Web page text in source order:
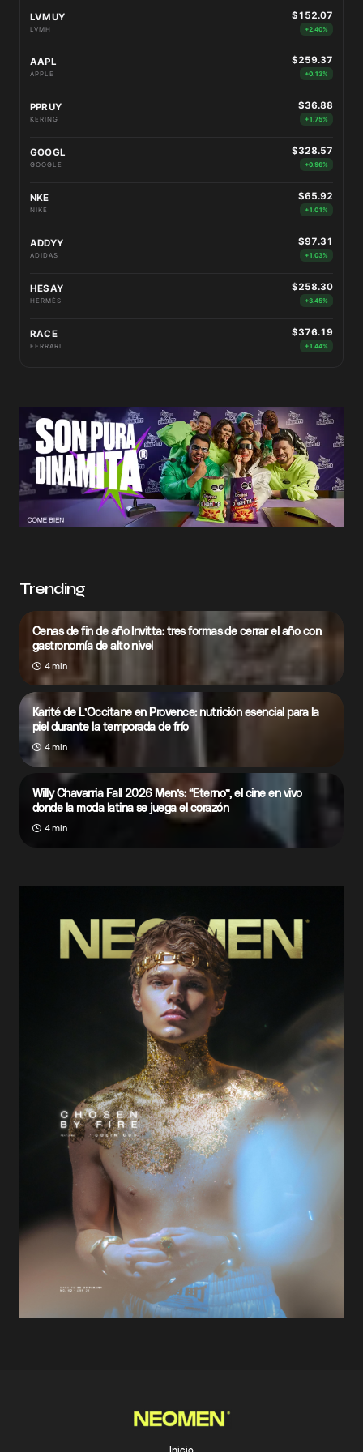
LVMUY
LVMH
$152.07
+2.40%
AAPL
APPLE
$259.37
+0.13%
PPRUY
KERING
$36.88
+1.75%
GOOGL
GOOGLE
$328.57
+0.96%
NKE
NIKE
$65.92
+1.01%
ADDYY
ADIDAS
$97.31
+1.03%
HESAY
HERMÈS
$258.30
+3.45%
RACE
FERRARI
$376.19
+1.44%
Trending
Cenas de fin de año Invitta: tres formas de cerrar el año con
gastronomía de alto nivel
4 min
Karité de L’Occitane en Provence: nutrición esencial para la
piel durante la temporada de frío
4 min
Willy Chavarria Fall 2026 Men’s: “Eterno”, el cine en vivo
donde la moda latina se juega el corazón
4 min
Inicio